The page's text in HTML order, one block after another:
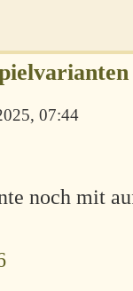
07:44
noch mit